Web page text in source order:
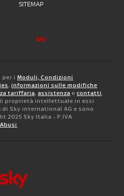
SITEMAP
per i Moduli, Condizioni
, informazioni sulle modifiche
tariffaria, assistenza e contatti.
proprietà intellettuale in essi
Sky international AG e sono
2025 Sky Italia - P.IVA